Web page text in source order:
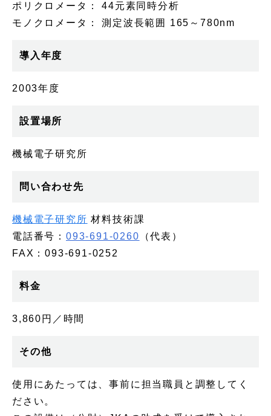
ポリクロメータ： 44元素同時分析
モノクロメータ： 測定波長範囲 165～780nm
導入年度
2003年度
設置場所
機械電子研究所
問い合わせ先
機械電子研究所 材料技術課
電話番号： 093-691-0260 （代表）
FAX：093-691-0252
料金
3,860円／時間
その他
使用にあたっては、事前に担当職員と調整してく
ださい。